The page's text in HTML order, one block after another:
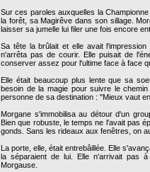
Sur ces paroles auxquelles la
la forêt, sa Magirêve dans son sillage.
laisser sa jumelle lui filer une fois encore
Sa tête la brûlait et elle avait
n'arrêta pas de courir. Elle puisait de
conserver assez pour l'ultime face à face
Elle était beaucoup plus lente que sa
besoin de la magie pour suivre le
personne de sa destination : "Mieux vaut
Morgane s'immobilisa au détour d'un
Bien que robuste, le temps ne l'avait pas
gonds. Sans les rideaux aux fenêtres, on
La porte, elle, était entrebâillée. Elle
la séparaient de lui. Elle n'arrivait pas
Morgause.